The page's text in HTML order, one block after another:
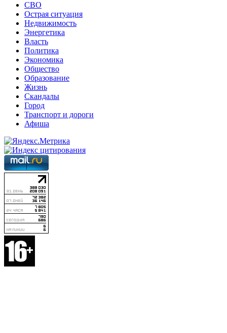
СВО
Острая ситуация
Недвижимость
Энергетика
Власть
Политика
Экономика
Общество
Образование
Жизнь
Скандалы
Город
Транспорт и дороги
Афиша